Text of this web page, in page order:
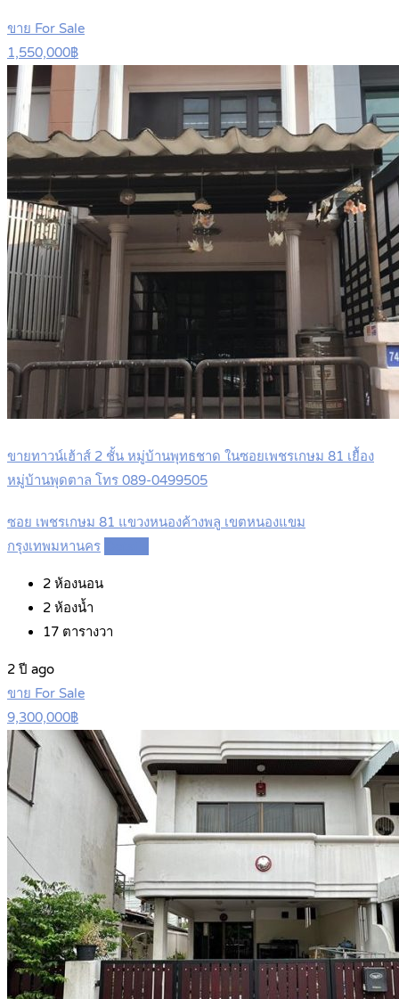
ขาย For Sale
1,550,000฿
ขายทาวน์เฮ้าส์ 2 ชั้น หมู่บ้านพุทธชาด ในซอยเพชรเกษม 81 เยื้อง
หมู่บ้านพุดตาล โทร 089-0499505
ซอย เพชรเกษม 81 แขวงหนองค้างพลู เขตหนองแขม
กรุงเทพมหานคร
2 ห้องนอน
2 ห้องน้ำ
17 ตารางวา
2 ปี ago
ขาย For Sale
9,300,000฿